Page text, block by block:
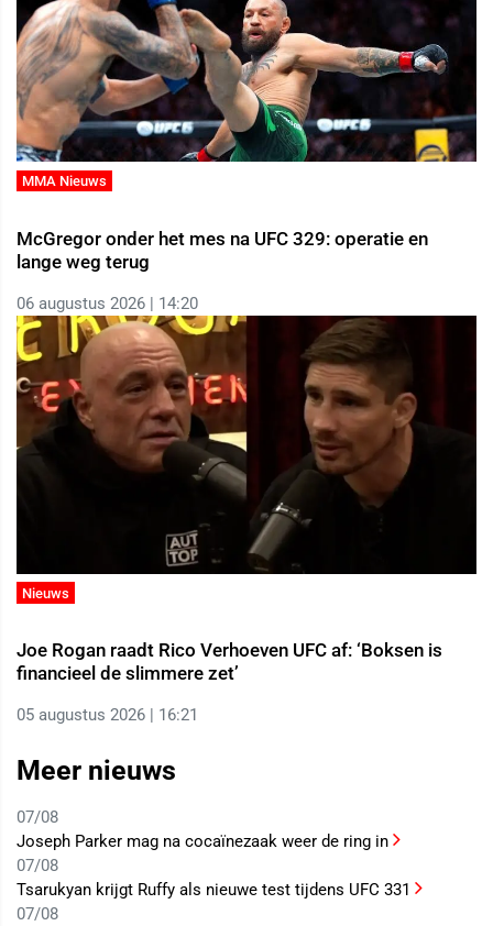
MMA Nieuws
McGregor onder het mes na UFC 329: operatie en
lange weg terug
06 augustus 2026 | 14:20
Nieuws
Joe Rogan raadt Rico Verhoeven UFC af: ‘Boksen is
financieel de slimmere zet’
05 augustus 2026 | 16:21
Meer nieuws
07/08
Joseph Parker mag na cocaïnezaak weer de ring in
07/08
Tsarukyan krijgt Ruffy als nieuwe test tijdens UFC 331
07/08